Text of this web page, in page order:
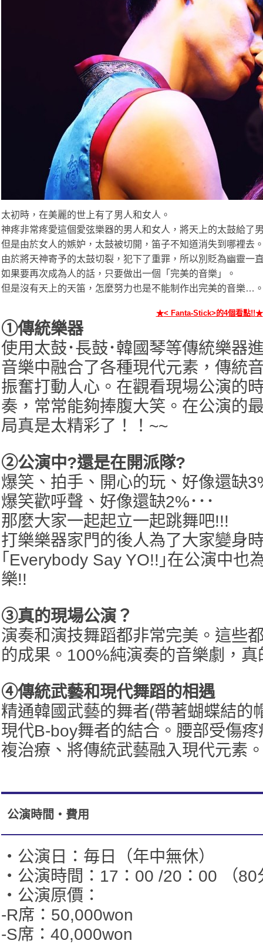
太初時，在美麗的世上有了男人和女人。
神疼非常疼愛這個愛弦樂器的男人和女人，將天上的太鼓給了
但是由於女人的嫉妒，太鼓被切開，笛子不知道消失到哪裡去
由於將天神寄予的太鼓切裂，犯下了重罪，所以別貶為幽靈一
如果要再次成為人的話，只要做出一個「完美的音樂」。
但是沒有天上的天笛，怎麼努力也是不能制作出完美的音樂…
★< Fanta-Stick>的4個看點!!★
①傳統樂器
使用太鼓･長鼓･韓國琴等傳統樂器
音樂中融合了各種現代元素，傳統
振奮打動人心。在觀看現場公演的
奏，常常能夠捧腹大笑。在公演的
局真是太精彩了！！~~
②公演中?還是在開派隊?
爆笑、拍手、開心的玩、好像還缺
爆笑歡呼聲、好像還缺2%･･･
那麼大家一起起立一起跳舞吧!!!
打樂樂器家門的後人為了大家變身
｢Everybody Say YO!!｣在公演中也
樂!!
③真的現場公演？
演奏和演技舞蹈都非常完美。這些
的成果。100%純演奏的音樂劇，
④傳統武藝和現代舞蹈的相遇
精通韓國武藝的舞者(帶著蝴蝶結的
現代B-boy舞者的結合。腰部受傷
複治療、將傳統武藝融入現代元素
公演時間・費用
・公演日：毎日（年中無休）
・公演時間：17：00 /20：00 （
・公演原價：
-R席：50,000won
-S席：40,000won